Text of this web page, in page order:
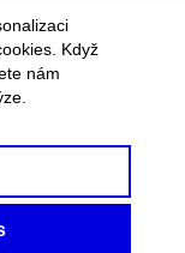
Když
nám